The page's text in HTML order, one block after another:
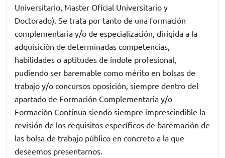
Universitario, Master Oficial Universitario y
Doctorado). Se trata por tanto de una formación
complementaria y/o de especialización, dirigida a la
adquisición de determinadas competencias,
habilidades o aptitudes de índole profesional,
pudiendo ser baremable como mérito en bolsas de
trabajo y/o concursos oposición, siempre dentro del
apartado de Formación Complementaria y/o
Formación Continua siendo siempre imprescindible la
revisión de los requisitos específicos de baremación de
las bolsa de trabajo público en concreto a la que
deseemos presentarnos.